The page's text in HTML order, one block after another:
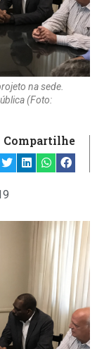
na sede.
(Foto:
Compartilhe